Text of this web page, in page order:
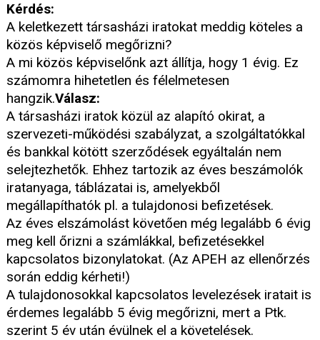
Kérdés:
A keletkezett társasházi iratokat meddig köteles a
közös képviselő megőrizni?
A mi közös képviselőnk azt állítja, hogy 1 évig. Ez
számomra hihetetlen és félelmetesen
hangzik.Válasz:
A társasházi iratok közül az alapító okirat, a
szervezeti-működési szabályzat, a szolgáltatókkal
és bankkal kötött szerződések egyáltalán nem
selejtezhetők. Ehhez tartozik az éves beszámolók
iratanyaga, táblázatai is, amelyekből
megállapíthatók pl. a tulajdonosi befizetések.
Az éves elszámolást követően még legalább 6 évig
meg kell őrizni a számlákkal, befizetésekkel
kapcsolatos bizonylatokat. (Az APEH az ellenőrzés
során eddig kérheti!)
A tulajdonosokkal kapcsolatos levelezések iratait is
érdemes legalább 5 évig megőrizni, mert a Ptk.
szerint 5 év után évülnek el a követelések.